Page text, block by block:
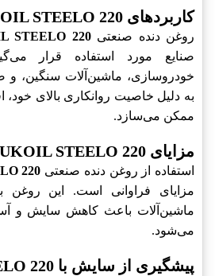
کاربردهای LUKOIL STEELO 220
روغن دنده صنعتیSTEELO 220
صنایع مورد استفاده قرار
خودروسازی، ماشین‌آلات سنگین، و
به دلیل خاصیت روانکاری بالای خود،
ممکن می‌سازد.
مزایای LUKOIL STEELO 220
استفاده از روغن دنده صنعتی 220
مزایای فراوانی است. این روغن
ماشین‌آلات باعث کاهش سایش و
می‌شود.
پیشگیری از سایش با LUKOIL STEELO 220